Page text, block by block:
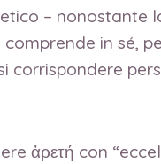
– nonostante
in sé,
corrispondere
ἀρετή con